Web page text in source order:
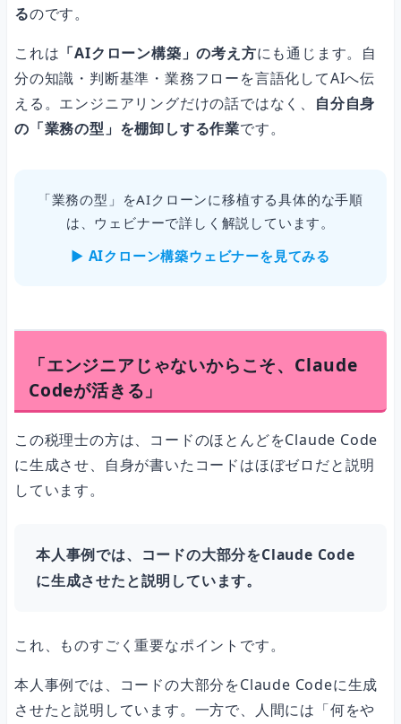
るのです。
これは 「AIクローン構築」の考え方にも通じます。自
分の知識・判断基準・業務フローを言語化してAIへ伝
える。エンジニアリングだけの話ではなく、 自分自身
の「業務の型」を棚卸しする作業です。
「業務の型」をAIクローンに移植する具体的な手順
は、ウェビナーで詳しく解説しています。
▶ AIクローン構築ウェビナーを見てみる
「エンジニアじゃないからこそ、Claude
Codeが活きる」
この税理士の方は、コードのほとんどをClaude Code
に生成させ、自身が書いたコードはほぼゼロだと説明
しています。
本人事例では、コードの大部分をClaude Code
に生成させたと説明しています。
これ、ものすごく重要なポイントです。
本人事例では、コードの大部分をClaude Codeに生成
させたと説明しています。一方で、人間には「何をや